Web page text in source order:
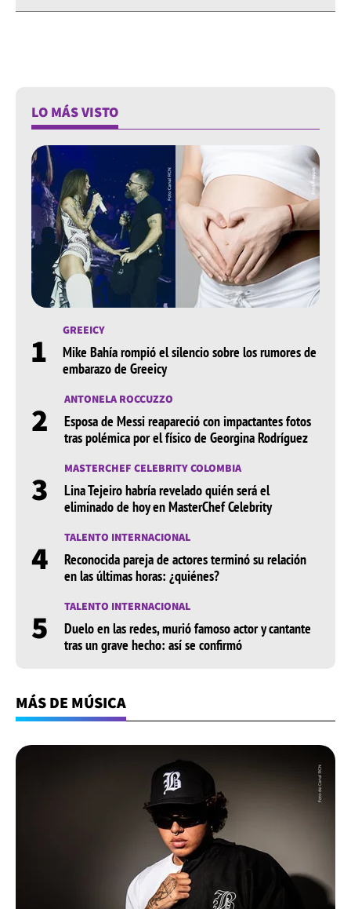
LO MÁS VISTO
1 GREEICY
Mike Bahía rompió el silencio sobre los rumores de
embarazo de Greeicy
2 ANTONELA ROCCUZZO
Esposa de Messi reapareció con impactantes fotos
tras polémica por el físico de Georgina Rodríguez
3 MASTERCHEF CELEBRITY COLOMBIA
Lina Tejeiro habría revelado quién será el
eliminado de hoy en MasterChef Celebrity
4 TALENTO INTERNACIONAL
Reconocida pareja de actores terminó su relación
en las últimas horas: ¿quiénes?
5 TALENTO INTERNACIONAL
Duelo en las redes, murió famoso actor y cantante
tras un grave hecho: así se confirmó
MÁS DE MÚSICA